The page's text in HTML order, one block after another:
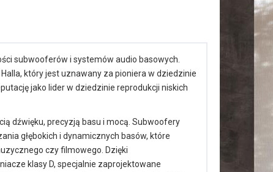
subwooferów i systemów audio basowych.
który jest uznawany za pioniera w dziedzinie
jako lider w dziedzinie reprodukcji niskich
dźwięku, precyzją basu i mocą. Subwoofery
głębokich i dynamicznych basów, które
czy filmowego. Dzięki
klasy D, specjalnie zaprojektowane